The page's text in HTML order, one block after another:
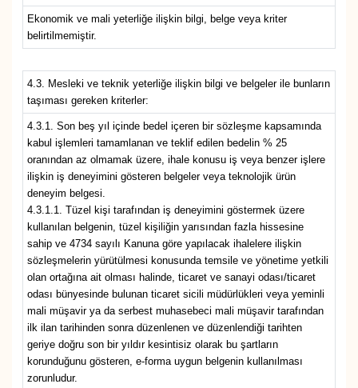
Ekonomik ve mali yeterliğe ilişkin bilgi, belge veya kriter
belirtilmemiştir.
4.3. Mesleki ve teknik yeterliğe ilişkin bilgi ve belgeler ile bunların
taşıması gereken kriterler:
4.3.1. Son beş yıl içinde bedel içeren bir sözleşme kapsamında
kabul işlemleri tamamlanan ve teklif edilen bedelin % 25
oranından az olmamak üzere, ihale konusu iş veya benzer işlere
ilişkin iş deneyimini gösteren belgeler veya teknolojik ürün
deneyim belgesi.
4.3.1.1. Tüzel kişi tarafından iş deneyimini göstermek üzere
kullanılan belgenin, tüzel kişiliğin yarısından fazla hissesine
sahip ve 4734 sayılı Kanuna göre yapılacak ihalelere ilişkin
sözleşmelerin yürütülmesi konusunda temsile ve yönetime yetkili
olan ortağına ait olması halinde, ticaret ve sanayi odası/ticaret
odası bünyesinde bulunan ticaret sicili müdürlükleri veya yeminli
mali müşavir ya da serbest muhasebeci mali müşavir tarafından
ilk ilan tarihinden sonra düzenlenen ve düzenlendiği tarihten
geriye doğru son bir yıldır kesintisiz olarak bu şartların
korunduğunu gösteren, e-forma uygun belgenin kullanılması
zorunludur.